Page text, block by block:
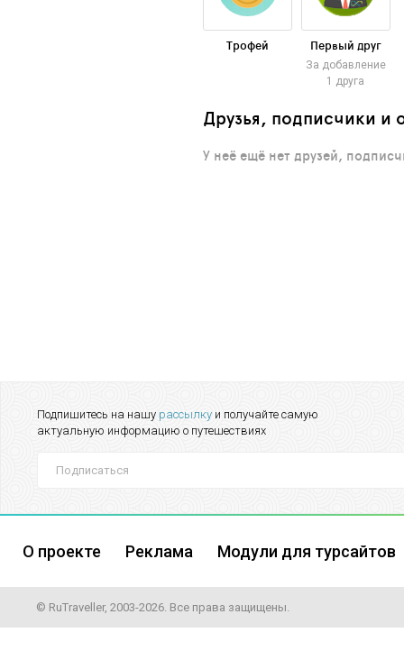
Трофей Первый друг
За добавление
1 друга
Друзья, подписчики и
У неё ещё нет друзей,
Подпишитесь на нашу рассылку и получайте самую
актуальную информацию о путешествиях
О проекте Реклама Модули для турсайтов
© RuTraveller, 2003-2026. Все права защищены.